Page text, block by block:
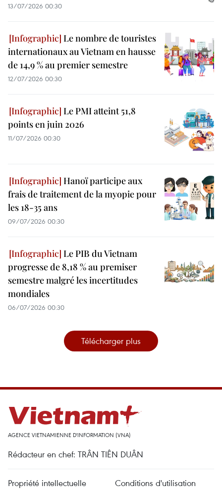
13/07/2026 00:30
Le nombre de touristes
internationaux au Vietnam en hausse
de 14,9 % au premier semestre
12/07/2026 00:30
Le PMI atteint 51,8
points en juin 2026
11/07/2026 00:30
Hanoï participe aux
frais de traitement de la myopie pour
les 18-35 ans
09/07/2026 00:30
Le PIB du Vietnam
progresse de 8,18 % au premiser
semestre malgré les incertitudes
mondiales
06/07/2026 00:30
Télécharger plus
AGENCE VIETNAMIENNE D'INFORMATION (VNA)
Rédacteur en chef: TRÂN TIÊN DUÂN
Propriété intellectuelle Conditions d'utilisation